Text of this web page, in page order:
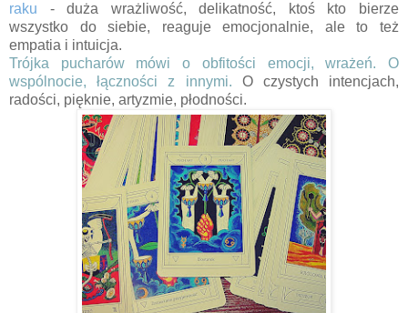
raku - duża wrażliwość, delikatność, ktoś kto bierze
wszystko do siebie, reaguje emocjonalnie, ale to też
empatia i intuicja.
Trójka pucharów mówi o obfitości emocji, wrażeń. O
wspólnocie, łączności z innymi. O czystych intencjach,
radości, pięknie, artyzmie, płodności.